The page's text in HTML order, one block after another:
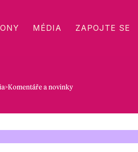
MÉDIA ZAPOJTE SE
>Komentáře a novinky